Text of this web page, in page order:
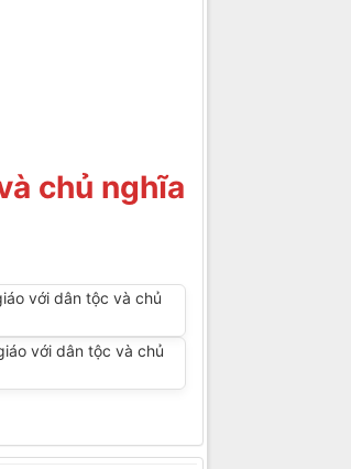
chủ nghĩa